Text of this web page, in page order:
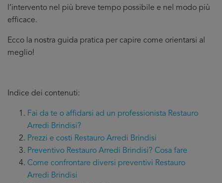
l’intervento nel più breve tempo possibile e nel modo più
efficace.
Ecco la nostra guida pratica per capire come orientarsi al
meglio!
Indice dei contenuti:
Fai da te o affidarsi ad un professionista Restauro
Arredi Brindisi?
Prezzi e costi Restauro Arredi Brindisi
Preventivo Restauro Arredi Brindisi? Cosa fare
Come confrontare diversi preventivi Restauro
Arredi Brindisi